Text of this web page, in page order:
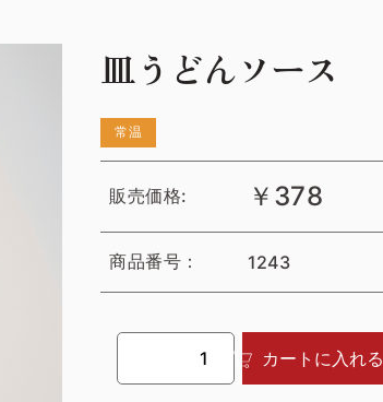
皿うどんソース
常温
販売価格: ￥378
商品番号： 1243
カートに入れる